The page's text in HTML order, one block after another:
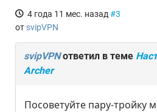
4 года 11 мес. назад #3
от svipVPN
svipVPNответил в теме
Archer
Посоветуйте пару-тройку